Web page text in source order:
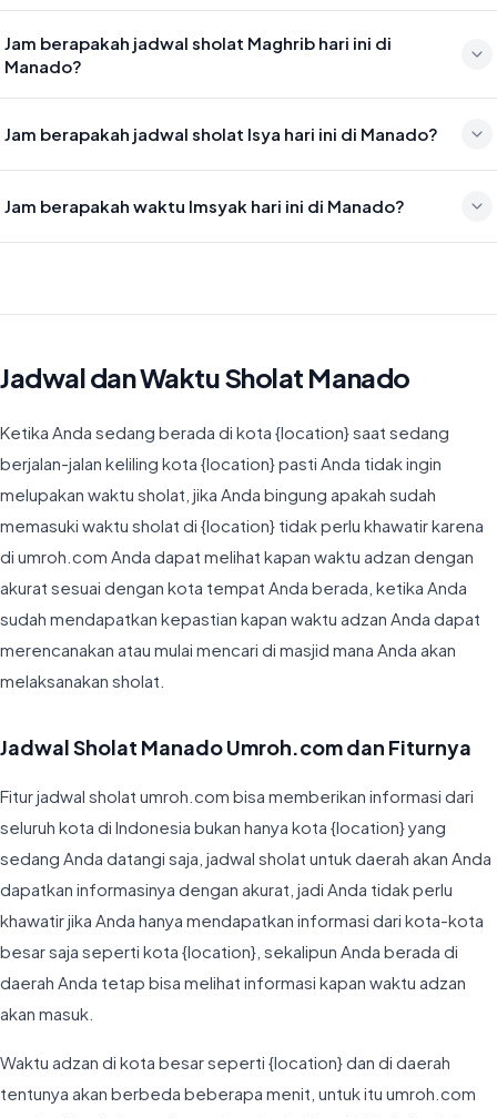
Jam berapakah jadwal sholat Maghrib hari ini di
Manado?
Jam berapakah jadwal sholat Isya hari ini di Manado?
Jam berapakah waktu Imsyak hari ini di Manado?
Jadwal dan Waktu Sholat Manado
Ketika Anda sedang berada di kota {location} saat sedang
berjalan-jalan keliling kota {location} pasti Anda tidak ingin
melupakan waktu sholat, jika Anda bingung apakah sudah
memasuki waktu sholat di {location} tidak perlu khawatir karena
di umroh.com Anda dapat melihat kapan waktu adzan dengan
akurat sesuai dengan kota tempat Anda berada, ketika Anda
sudah mendapatkan kepastian kapan waktu adzan Anda dapat
merencanakan atau mulai mencari di masjid mana Anda akan
melaksanakan sholat.
Jadwal Sholat Manado Umroh.com dan Fiturnya
Fitur jadwal sholat umroh.com bisa memberikan informasi dari
seluruh kota di Indonesia bukan hanya kota {location} yang
sedang Anda datangi saja, jadwal sholat untuk daerah akan Anda
dapatkan informasinya dengan akurat, jadi Anda tidak perlu
khawatir jika Anda hanya mendapatkan informasi dari kota-kota
besar saja seperti kota {location}, sekalipun Anda berada di
daerah Anda tetap bisa melihat informasi kapan waktu adzan
akan masuk.
Waktu adzan di kota besar seperti {location} dan di daerah
tentunya akan berbeda beberapa menit, untuk itu umroh.com